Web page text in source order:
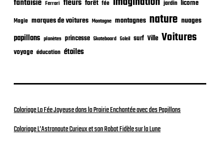
n
fantaisie Ferrari fleurs forêt fée jardin licorne
Magie marques de voitures Montagne montagnes nature nuages
papillons planètes princesse Skateboard Soleil surf Ville Voitures
voyage éducation étoiles
Coloriage La Fée Joyeuse dans la Prairie Enchantée avec des Papillons
Coloriage L’Astronaute Curieux et son Robot Fidèle sur la Lune